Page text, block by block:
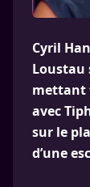
Cyril
Loustau
mettant
avec
sur le
d’une